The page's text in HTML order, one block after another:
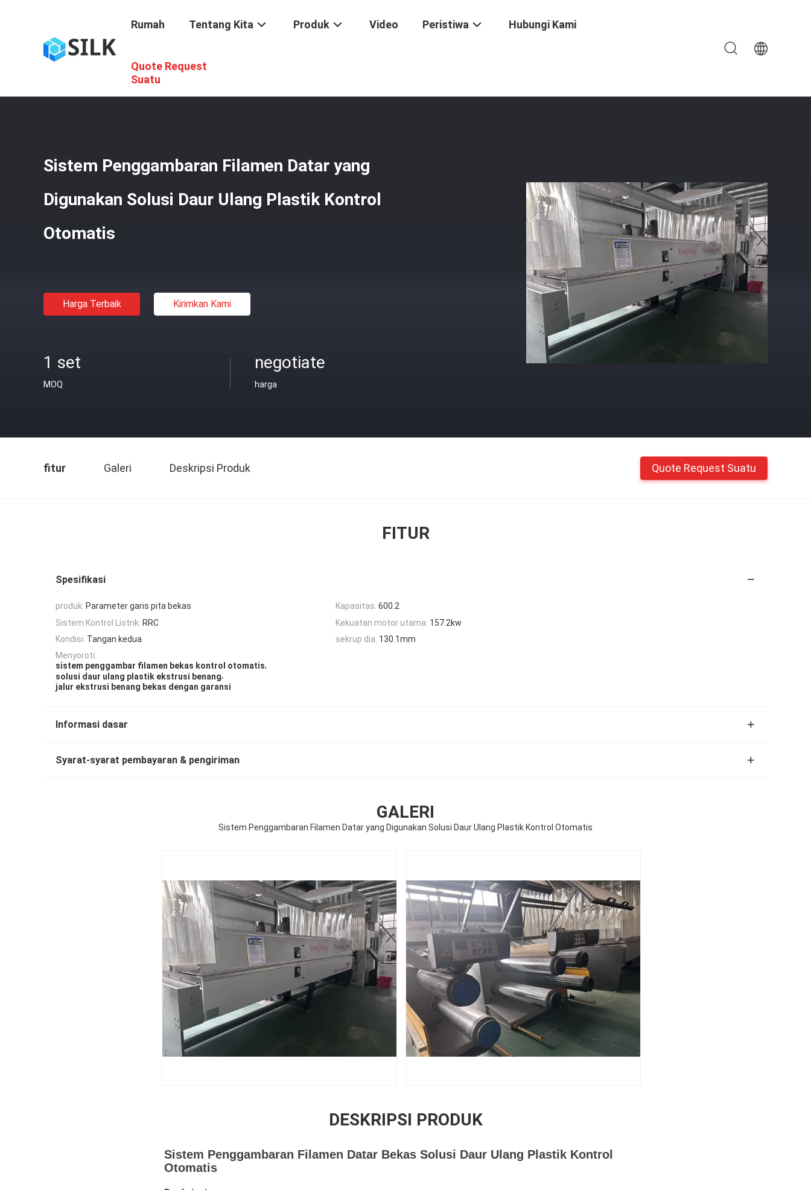
Rumah Tentang Kita Produk Video Peristiwa Hubungi Kami
Quote Request
Suatu
Garis Ekstrusi Benang Yang Digunakan
Sistem Penggambaran Filamen Datar yang
Digunakan Solusi Daur Ulang Plastik Kontrol
Otomatis
Harga Terbaik Kirimkan Kami
1 set
MOQ
negotiate
harga
fitur Galeri Deskripsi Produk Quote Request Suatu
FITUR
Spesifikasi
produk: Parameter garis pita bekas Kapasitas: 600.2
Sistem Kontrol Listrik: RRC Kekuatan motor utama: 157.2kw
Kondisi: Tangan kedua sekrup dia: 130.1mm
Menyoroti:
sistem penggambar filamen bekas kontrol otomatis,
solusi daur ulang plastik ekstrusi benang,
jalur ekstrusi benang bekas dengan garansi
Informasi dasar
Syarat-syarat pembayaran & pengiriman
GALERI
Sistem Penggambaran Filamen Datar yang Digunakan Solusi Daur Ulang Plastik Kontrol Otomatis
DESKRIPSI PRODUK
Sistem Penggambaran Filamen Datar Bekas Solusi Daur Ulang Plastik Kontrol
Otomatis